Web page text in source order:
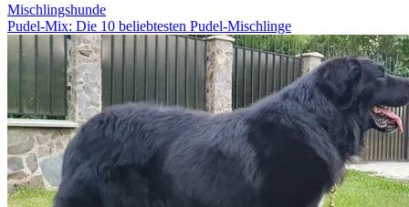
Mischlingshunde
Pudel-Mix: Die 10 beliebtesten Pudel-Mischlinge